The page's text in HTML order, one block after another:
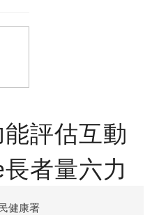
評估互動
者量六力
健康署